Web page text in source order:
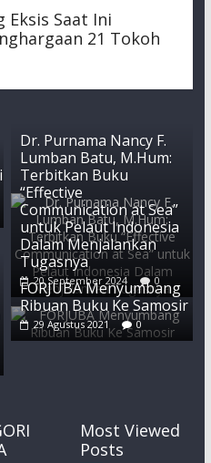
Eksis Saat Ini
21 Tokoh
Dr. Purnama Nancy F.
Lumban Batu, M.Hum:
Terbitkan Buku
“Effective
Communication at Sea”
untuk Pelaut Indonesia
Dalam Menjalankan
Tugasnya
20 September 2024 0
FORJUBA Menyumbang
Ribuan Buku Ke Samosir
29 Agustus 2021 0
Most Viewed
Posts